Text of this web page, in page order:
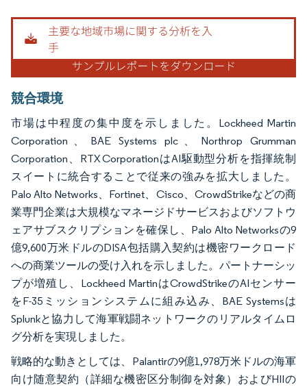
画像 © Mordor Intelligence。再利用にはCC BY 4.0の表示が必要です。
競合環境
市場は中程度の集中度を示しました。Lockheed Martin
Corporation、BAE Systems plc、Northrop Grumman
Corporation、RTX CorporationはAI駆動型分析を指揮統制
スイートに統合することで従来の強みを拡大しました。
Palo Alto Networks、Fortinet、Cisco、CrowdStrikeなどの商
業専門企業は大規模なマネージドサービスおよびソフトウ
ェアサブスクリプションを確保し、Palo Alto Networksの9
億9,600万米ドルのDISA包括購入契約は機密ワークロード
への商業ツールの受け入れを示しました。パートナーシッ
プが増殖し、Lockheed MartinはCrowdStrikeのAIセンサー
をF-35ミッションシステムに組み込み、BAE Systemsは
Splunkと協力して海軍戦闘ネットワークのリアルタイムロ
グ分析を実現しました。
戦略的な動きとしては、Palantirの9億1,978万米ドルの海軍
向け随意契約（詳細な機密区分制御を対象）およびHIIの